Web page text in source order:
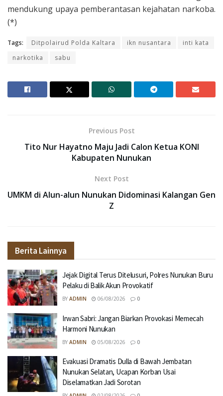
mendukung upaya pemberantasan kejahatan narkoba.
(*)
Tags: Ditpolairud Polda Kaltara ikn nusantara
inti kata
narkotika
sabu
Previous Post
Tito Nur Hayatno Maju Jadi Calon Ketua KONI
Kabupaten Nunukan
Next Post
UMKM di Alun-alun Nunukan Didominasi Kalangan Gen
Z
Berita Lainnya
Jejak Digital Terus Ditelusuri, Polres Nunukan Buru
Pelaku di Balik Akun Provokatif
BY ADMIN 06/08/2026 0
Irwan Sabri: Jangan Biarkan Provokasi Memecah
Harmoni Nunukan
BY ADMIN 05/08/2026 0
Evakuasi Dramatis Dulla di Bawah Jembatan
Nunukan Selatan, Ucapan Korban Usai
Diselamatkan Jadi Sorotan